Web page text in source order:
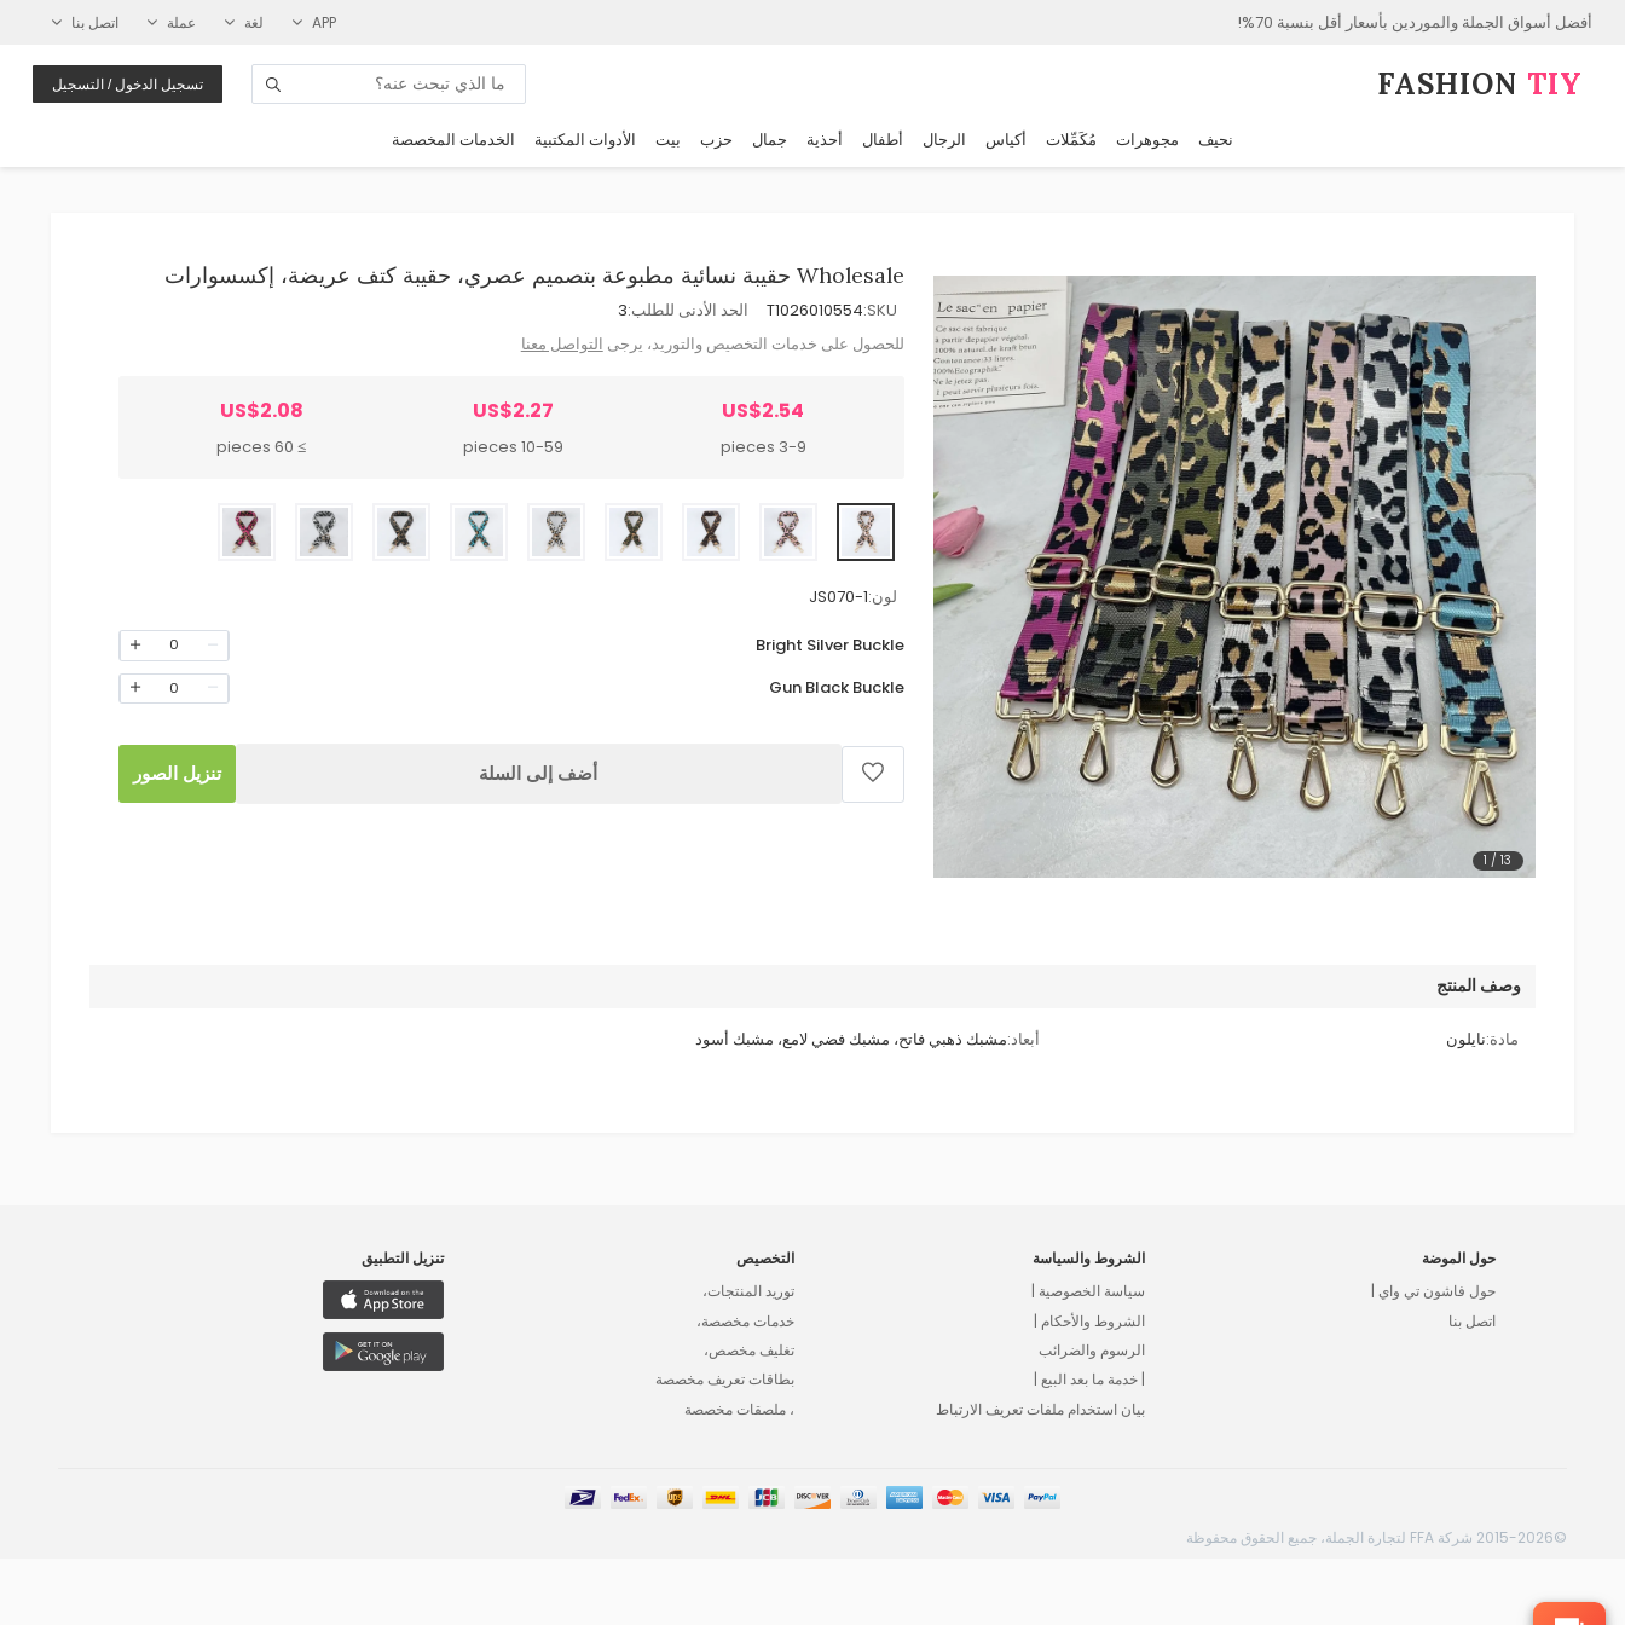
أفضل أسواق الجملة والموردين بأسعار أقل بنسبة 70%! APP لغة عملة اتصل بنا
FASHION⁠ TIY تسجيل الدخول / التسجيل
نحيف مجوهرات مُكَمِّلات أكياس الرجال أطفال أحذية جمال حزب بيت الأدوات المكتبية الخدمات المخصصة
1 /13
Wholesale حقيبة نسائية مطبوعة بتصميم عصري، حقيبة كتف عريضة، إكسسوارات
SKU:
T1026010554 الحد الأدنى للطلب:3
للحصول على خدمات التخصيص والتوريد، يرجى التواصل معنا
US$2.54
3-9 pieces
US$2.27
10-59 pieces
US$2.08
≥ 60 pieces
لون:JS070-1
Bright Silver Buckle
0
Gun Black Buckle
0
أضف إلى السلة تنزيل الصور
وصف المنتج
مادة:نايلون أبعاد:مشبك ذهبي فاتح، مشبك فضي لامع، مشبك أسود
حول الموضة
حول فاشون تي واي |
اتصل بنا
الشروط والسياسة
سياسة الخصوصية |
الشروط والأحكام |
الرسوم والضرائب
| خدمة ما بعد البيع |
بيان استخدام ملفات تعريف الارتباط
التخصيص
توريد المنتجات،
خدمات مخصصة،
تغليف مخصص،
بطاقات تعريف مخصصة
، ملصقات مخصصة
تنزيل التطبيق
©2015-2026 شركة FFA لتجارة الجملة، جميع الحقوق محفوظة